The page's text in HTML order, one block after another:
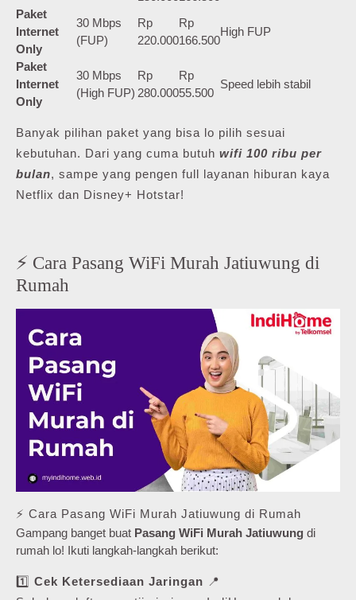
Paket
Internet
Only
30 Mbps
(FUP)
Rp
220.000
Rp
166.500
High FUP
Paket
Internet
Only
30 Mbps
(High FUP)
Rp
280.000
Rp
55.500
Speed lebih stabil
Banyak pilihan paket yang bisa lo pilih sesuai
kebutuhan. Dari yang cuma butuh wifi 100 ribu per
bulan, sampe yang pengen full layanan hiburan kaya
Netflix dan Disney+ Hotstar!
⚡ Cara Pasang WiFi Murah Jatiuwung di
Rumah
⚡ Cara Pasang WiFi Murah Jatiuwung di Rumah
Gampang banget buat Pasang WiFi Murah Jatiuwung di
rumah lo! Ikuti langkah-langkah berikut:
1️⃣ Cek Ketersediaan Jaringan 📍